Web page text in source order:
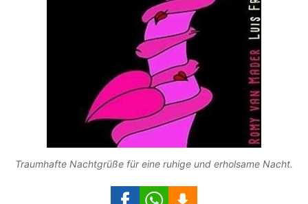
Traumhafte Nachtgrüße für eine ruhige und erholsame Nacht.